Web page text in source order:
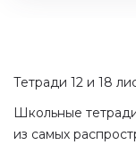
Тетради 12 и 18
Школьные
из самых